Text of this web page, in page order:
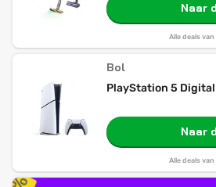
Naar
Alle deals
Bol
PlayStation 5
Naar
Alle deals